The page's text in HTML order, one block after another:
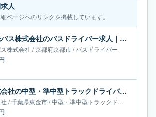
人
ページへのリンクを掲載しています。
エムケイ観光バス株式会社のバスドライバー求人｜京都府京都市｜月給38万-61万円
株式会社 /京都府京都市/バスドライバー
古川運送株式会社の中型・準中型トラックドライバー求人｜千葉県東金市｜月給50万-65万円
/千葉県東金市/中型・準中型トラックドライバー